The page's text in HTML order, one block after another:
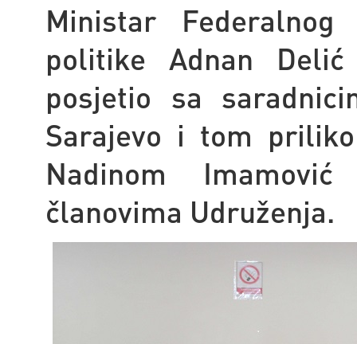
Ministar
politike Adnan Delić
posjetio sa
Sarajevo i tom
Nadinom
članovima Udruženja.